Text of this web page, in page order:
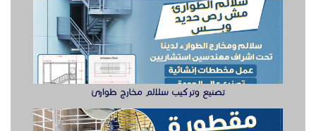
تصنيع وتركيب سلالم مخارج طوارئ